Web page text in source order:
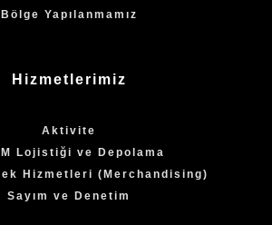
Bölge Yapılanmamız
Hizmetlerimiz
Aktivite
Lojistiği ve Depolama
Hizmetleri (Merchandising)
Sayım ve Denetim